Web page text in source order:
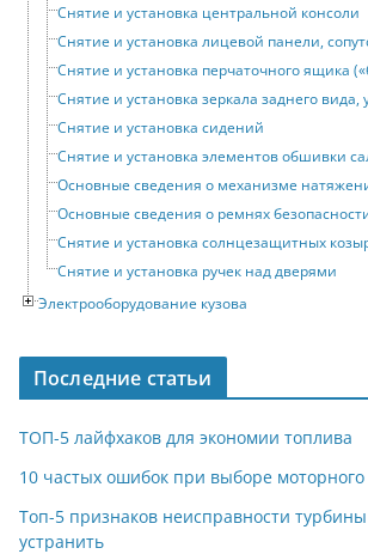
Снятие и установка центральной консоли
Снятие и установка перчаточного ящика
Снятие и установка сидений
Снятие и установка элементов обшивки
Основные сведения о ремнях
Снятие и установка солнцезащитных
Снятие и установка ручек над дверями
Электрооборудование кузова
Последние статьи
ТОП-5 лайфхаков для экономии топлива
10 частых ошибок при выборе моторного
Топ-5 признаков неисправности
устранить